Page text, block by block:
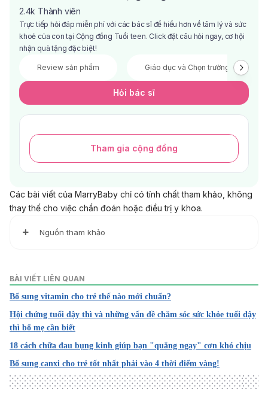
2.4k Thành viên
Trực tiếp hỏi đáp miễn phí với các bác sĩ để hiểu hơn về tâm lý và sức
khoẻ của con tại Cộng đồng Tuổi teen. Click đặt câu hỏi ngay, cơ hội
nhận quà tặng đặc biệt!
Review sản phẩm Giáo dục và Chọn trường
Hỏi bác sĩ
Tham gia cộng đồng
Các bài viết của MarryBaby chỉ có tính chất tham khảo, không
thay thế cho việc chẩn đoán hoặc điều trị y khoa.
Nguồn tham khảo
http://kiemsoatbenhtatphutho.gov.vn/Chuyen-muc-tin/Chi-
tiet-tin/tabid/92/t/nhung-thuc-pham-giup-tang-chieu-cao-
toi-uu-cho-tre/title/6897/ctitle/18/language/vi-
VN/Default.aspx?AspxAutoDetectCookieSupport=1
Ngày truy cập: 10/12/2021
BÀI VIẾT LIÊN QUAN
Bổ sung vitamin cho trẻ thế nào mới chuẩn?
Hội chứng tuổi dậy thì và những vấn đề chăm sóc sức khỏe tuổi dậy
thì bố mẹ cần biết
18 cách chữa đau bụng kinh giúp bạn "quẳng ngay" cơn khó chịu
Bổ sung canxi cho trẻ tốt nhất phải vào 4 thời điểm vàng!